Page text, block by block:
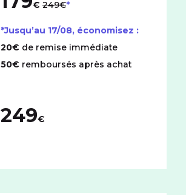
€ 249€
*Jusqu’au 17/08, économisez :
20€ de remise immédiate
50€ remboursés après achat
249€